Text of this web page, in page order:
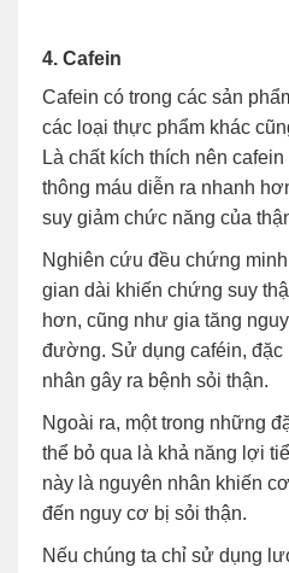
4. Cafein
Cafein có trong các sản
các loại thực phẩm khác
Là chất kích thích nên
thông máu diễn ra nhanh
suy giảm chức năng của
Nghiên cứu đều chứng
gian dài khiến chứng suy
hơn, cũng như gia tăng
đường. Sử dụng caféin, đặc
nhân gây ra bệnh sỏi thận.
Ngoài ra, một trong những
thể bỏ qua là khả năng lợi
này là nguyên nhân khiến
đến nguy cơ bị sỏi thận.
Nếu chúng ta chỉ sử dụng